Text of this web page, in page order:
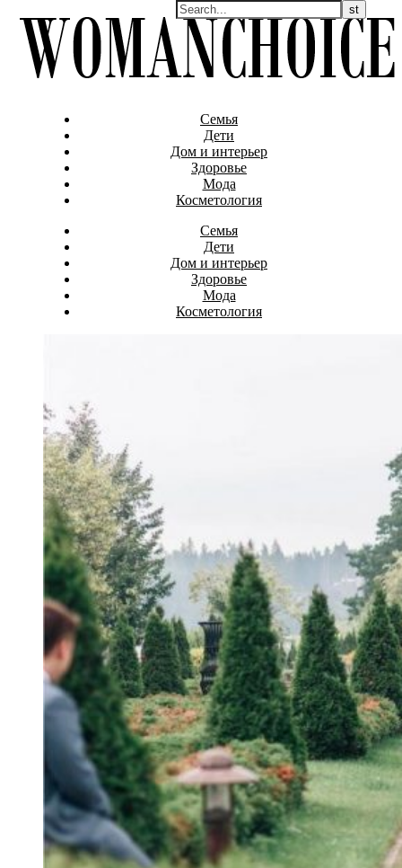
Семья
Дети
Дом и интерьер
Здоровье
Мода
Косметология
Семья
Дети
Дом и интерьер
Здоровье
Мода
Косметология